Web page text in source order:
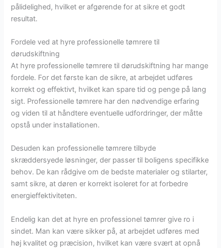
pålidelighed, hvilket er afgørende for at sikre et godt
resultat.
Fordele ved at hyre professionelle tømrere til
dørudskiftning
At hyre professionelle tømrere til dørudskiftning har mange
fordele. For det første kan de sikre, at arbejdet udføres
korrekt og effektivt, hvilket kan spare tid og penge på lang
sigt. Professionelle tømrere har den nødvendige erfaring
og viden til at håndtere eventuelle udfordringer, der måtte
opstå under installationen.
Desuden kan professionelle tømrere tilbyde
skræddersyede løsninger, der passer til boligens specifikke
behov. De kan rådgive om de bedste materialer og stilarter,
samt sikre, at døren er korrekt isoleret for at forbedre
energieffektiviteten.
Endelig kan det at hyre en professionel tømrer give ro i
sindet. Man kan være sikker på, at arbejdet udføres med
høj kvalitet og præcision, hvilket kan være svært at opnå